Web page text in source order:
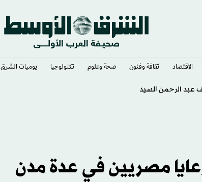
الاقتصاد ثقافة وفنون صحة وعلوم تكنولوجيا يوميات الشرق​
مصريين في عدة مدن